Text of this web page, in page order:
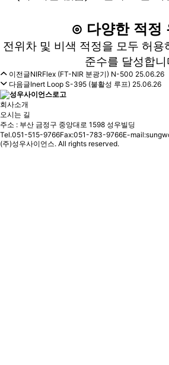
⊙ 다양한 적정
전위차 및 비색 적정을 모두 허용
준수를 달성합니
이전글NIRFlex (FT-NIR 분광기) N-500 25.06.26
다음글Inert Loop S-395 (불활성 루프) 25.06.26
회사소개
오시는 길
주소 : 부산 금정구 중앙대로 1598 성우빌딩
Tel.051-515-9766Fax:051-783-9766E-
(주)성우사이언스. All rights reserved.